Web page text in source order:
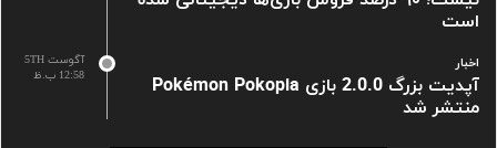
است
آگوست 5TH
12:58 ب.ظ
اخبار
آپدیت بزرگ 2.0.0 بازی Pokémon Pokopia
منتشر شد